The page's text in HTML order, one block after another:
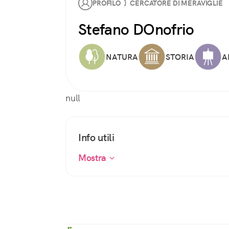
PROFILO } CERCATORE DI MERAVIGLIE
Stefano DOnofrio
NATURA STORIA
null
Info utili
Mostra